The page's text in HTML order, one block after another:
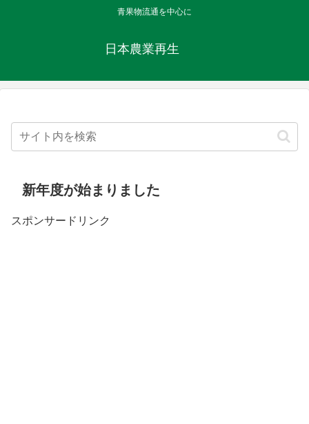
青果物流通を中心に
日本農業再生
新年度が始まりました
スポンサードリンク